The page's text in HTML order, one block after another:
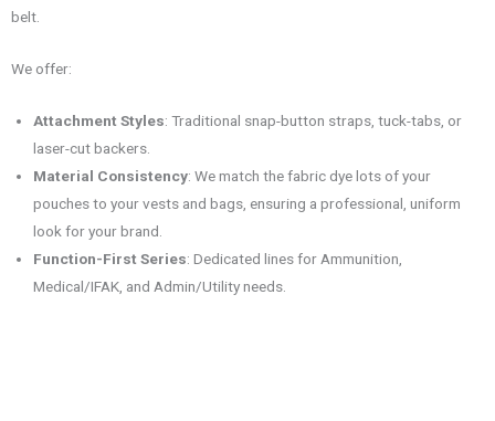
belt.
We offer:
Attachment Styles: Traditional snap-button straps, tuck-tabs, or
laser-cut backers.
Material Consistency: We match the fabric dye lots of your
pouches to your vests and bags, ensuring a professional, uniform
look for your brand.
Function-First Series: Dedicated lines for Ammunition,
Medical/IFAK, and Admin/Utility needs.